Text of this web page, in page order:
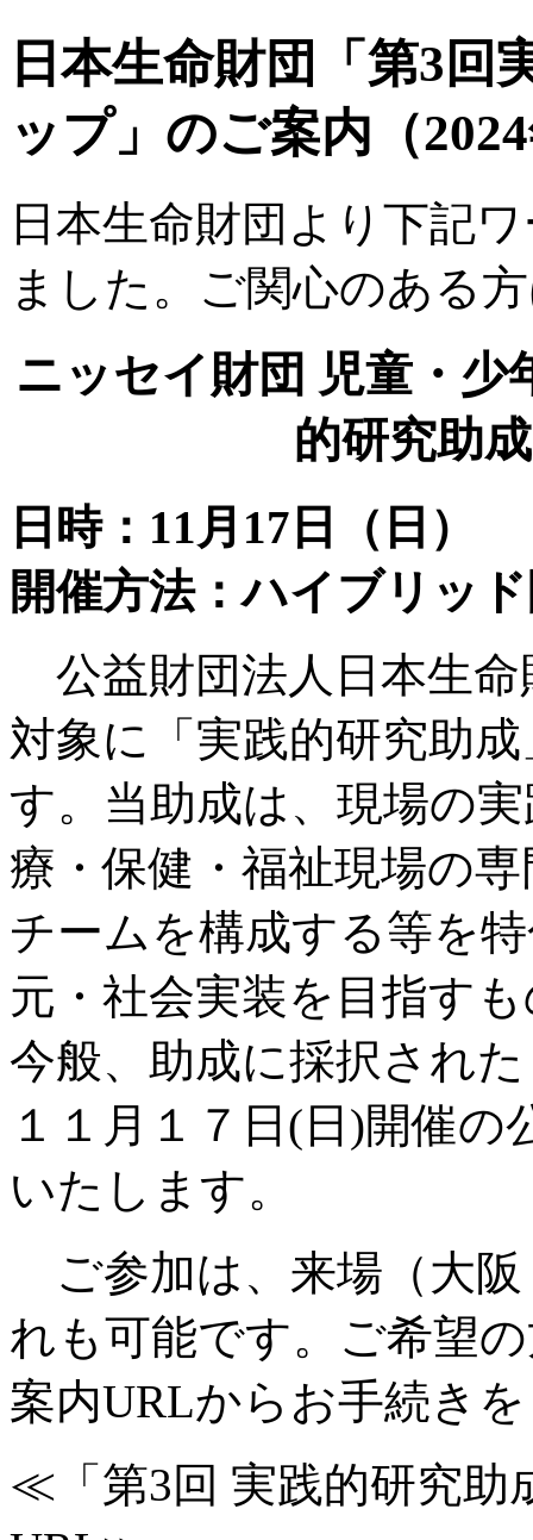
日本生命財団「第3回
ップ」のご案内（
日本生命財団より下記
ました。ご関心のある
ニッセイ財団 児童・
的研究助
日時：11月17日（日）
開催方法：ハイブリッ
公益財団法人日本生命
対象に「実践的研究助
す。当助成は、現場の
療・保健・福祉現場の
チームを構成する等を
元・社会実装を目指す
今般、助成に採択され
１１月１７日(日)開催
いたします。
ご参加は、来場（大
れも可能です。ご希望
案内URLからお手続き
≪「第3回 実践的研究助